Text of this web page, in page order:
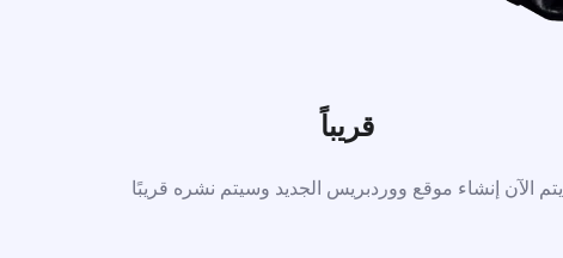
قريباً
يتم الآن إنشاء موقع ووردبريس الجديد وسيتم نشره قريبًا